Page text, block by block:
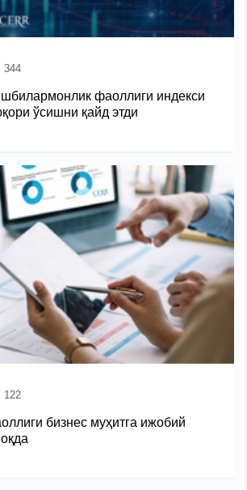
344
фаоллиги индекси
ўсишни қайд этди
122
бизнес муҳитга ижобий